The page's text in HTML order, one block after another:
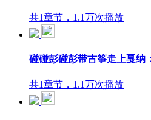
共1章节，1.1万次播放
碰碰彭碰彭带古筝走上戛纳
共1章节，1.1万次播放